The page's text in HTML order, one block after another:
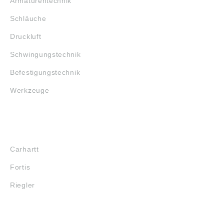
Schläuche
Druckluft
Schwingungstechnik
Befestigungstechnik
Werkzeuge
Carhartt
Fortis
Riegler